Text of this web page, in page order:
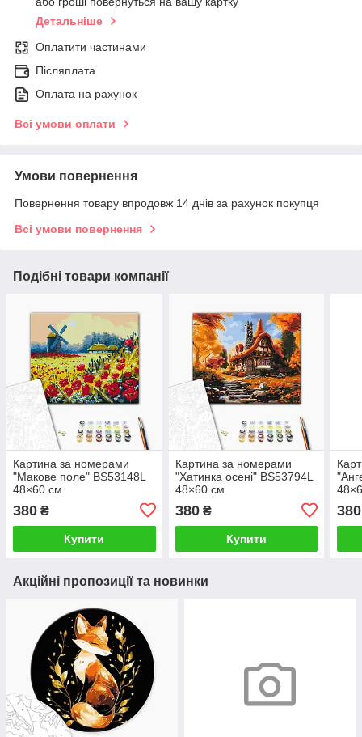
Детальніше
Оплатити частинами
Післяплата
Оплата на рахунок
Всі умови оплати
Умови повернення
Повернення товару впродовж 14 днів за рахунок покупця
Всі умови повернення
Подібні товари компанії
Картина за номерами
"Макове поле" BS53148L
48×60 см
380 ₴
Купити
Картина за номерами
"Хатинка осені" BS53794L
48×60 см
380₴
Купити
380
Акційні пропозиції та новинки